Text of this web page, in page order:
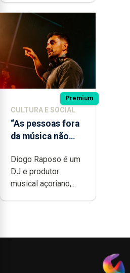
Premium
CULTURA E SOCIAL
“As pessoas fora
da música não
quão difícil é
produzir uma
música”
Diogo Raposo é um
DJ e produtor
musical açoriano,...